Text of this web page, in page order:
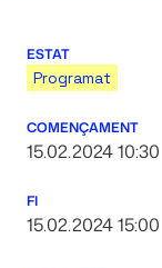
ESTAT
Programat
COMENÇAMENT
15.02.2024 10:30
FI
15.02.2024 15:00